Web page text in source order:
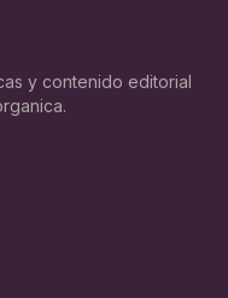
y contenido editorial